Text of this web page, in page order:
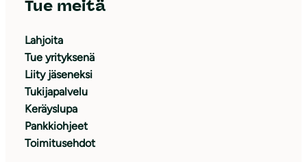
Tue meitä
Lahjoita
Tue yrityksenä
Liity jäseneksi
Tukijapalvelu
Keräyslupa
Pankkiohjeet
Toimitusehdot